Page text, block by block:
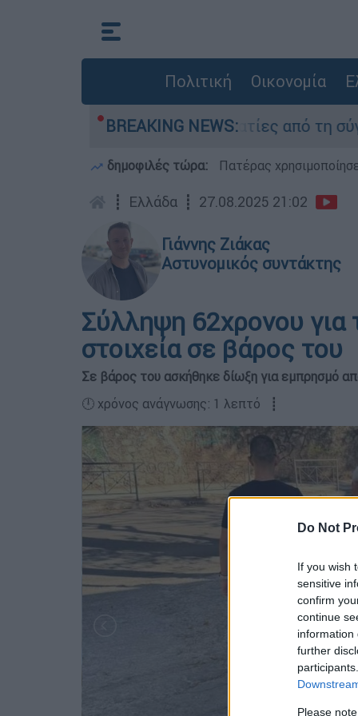
Do Not
If you wish
sensitive
confirm
continue
information
further
Please
Πολιτική Οικονομία
BREAKING NEWS:
κατέθεσαν οι δύο τραυματίες από τη
δημοφιλές τώρα: Πατέρας
┋ Ελλάδα ┋ 27.08.2025 21:02
Γιάννης Ζιάκας
Αστυνομικός συντάκτης
Σύλληψη 62χρονου
στοιχεία σε βάρος του
Σε βάρος του ασκήθηκε δίωξη για εμπρησμό
🕛 χρόνος ανάγνωσης: 1 λεπτό ┋